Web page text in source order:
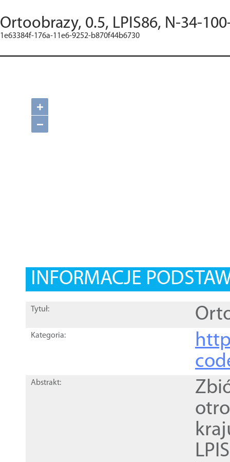
Ortoobrazy, 0.5, LPIS86, N-34-
1e63384f-176a-11e6-9252-b870f44b6730
+
−
INFORMACJE
Tytuł:
Kategoria:
Abstrakt: